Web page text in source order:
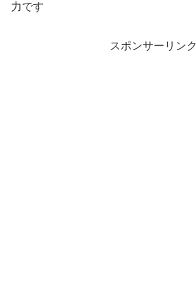
力です
スポンサーリンク